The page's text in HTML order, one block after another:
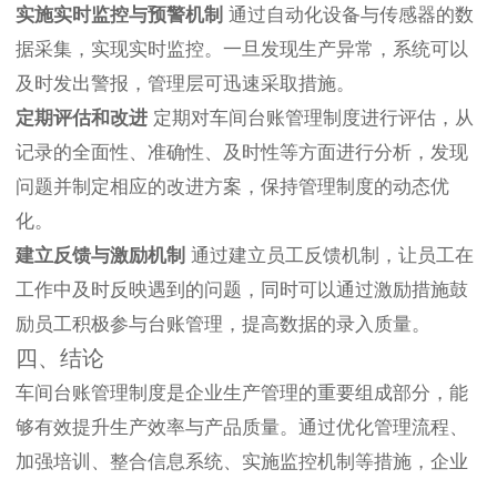
实施实时监控与预警机制 通过自动化设备与传感器的数
据采集，实现实时监控。一旦发现生产异常，系统可以
及时发出警报，管理层可迅速采取措施。
定期评估和改进 定期对车间台账管理制度进行评估，从
记录的全面性、准确性、及时性等方面进行分析，发现
问题并制定相应的改进方案，保持管理制度的动态优
化。
建立反馈与激励机制 通过建立员工反馈机制，让员工在
工作中及时反映遇到的问题，同时可以通过激励措施鼓
励员工积极参与台账管理，提高数据的录入质量。
四、结论
车间台账管理制度是企业生产管理的重要组成部分，能
够有效提升生产效率与产品质量。通过优化管理流程、
加强培训、整合信息系统、实施监控机制等措施，企业